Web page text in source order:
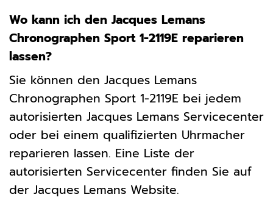
Wo kann ich den Jacques Lemans
Chronographen Sport 1-2119E reparieren
lassen?
Sie können den Jacques Lemans
Chronographen Sport 1-2119E bei jedem
autorisierten Jacques Lemans Servicecenter
oder bei einem qualifizierten Uhrmacher
reparieren lassen. Eine Liste der
autorisierten Servicecenter finden Sie auf
der Jacques Lemans Website.